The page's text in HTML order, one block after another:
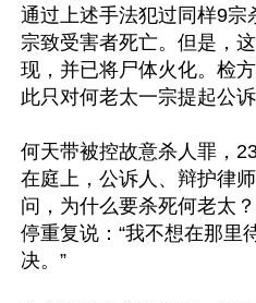
通过上述手法犯过同样9宗
宗致受害者死亡。但是，
现，并已将尸体火化。检
此只对何老太一宗提起公诉
何天带被控故意杀人罪，
在庭上，公诉人、辩护律
问，为什么要杀死何老太
停重复说：“我不想在那里
决。”